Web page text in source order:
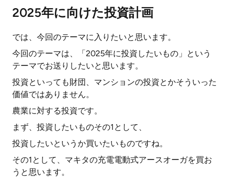
2025年に向けた投資計画
では、今回のテーマに入りたいと思います。
今回のテーマは、「2025年に投資したいもの」という
テーマでお送りしたいと思います。
投資といっても財団、マンションの投資とかそういった
価値ではありません。
農業に対する投資です。
まず、投資したいものその1として、
投資したいというか買いたいものですね。
その1として、マキタの充電電動式アースオーガを買お
うと思います。